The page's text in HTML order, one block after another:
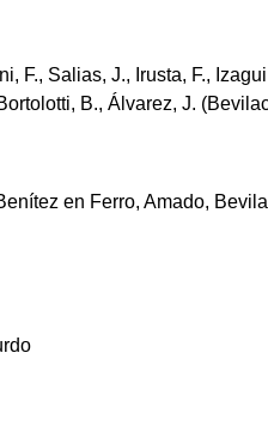
F., Salias, J., Irusta, F.,
B., Álvarez, J.
en Ferro, Amado,